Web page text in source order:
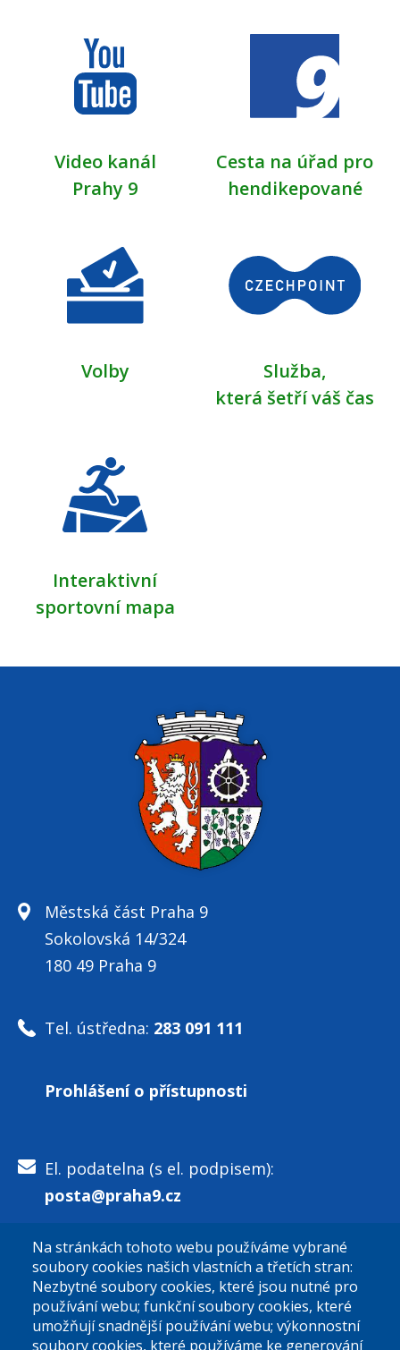
Video kanál
Prahy 9
Cesta na úřad pro
hendikepované
Volby
Služba,
která šetří váš čas
Interaktivní
sportovní mapa
Městská část Praha 9
Sokolovská 14/324
180 49 Praha 9
Tel. ústředna: 283 091 111
Prohlášení o přístupnosti
El. podatelna (s el. podpisem):
posta@praha9.cz
El. podatelna (bez el. podpisu):
podatelna@praha9.cz
Na stránkách tohoto webu používáme vybrané
soubory cookies našich vlastních a třetích stran:
Nezbytné soubory cookies, které jsou nutné pro
používání webu; funkční soubory cookies, které
umožňují snadnější používání webu; výkonnostní
soubory cookies, které používáme ke generování